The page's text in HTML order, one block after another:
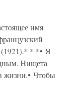
имя
(1921).* * *• Я
Нищета
жизни.• Чтобы